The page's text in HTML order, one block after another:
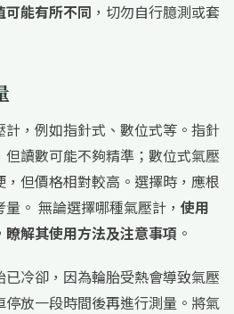
可能有所不同 ，切勿自行臆測或套
，例如指針式、數位式等。指針
讀數可能不夠精準；數位式氣壓
但價格相對較高。選擇時，應根
。 無論選擇哪種氣壓計， 使用
解其使用方法及注意事項 。
冷卻，因為輪胎受熱會導致氣壓
放一段時間後再進行測量。將氣